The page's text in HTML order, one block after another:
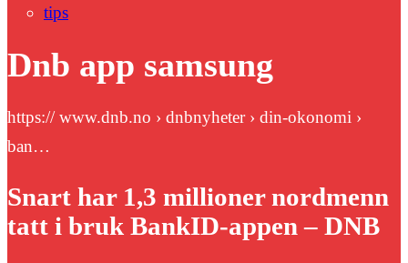
tips
Dnb app samsung
https:// www.dnb.no › dnbnyheter › din-okonomi ›
ban…
Snart har 1,3 millioner nordmenn
tatt i bruk BankID-appen – DNB